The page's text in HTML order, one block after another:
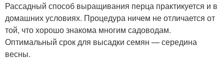
Рассадный способ выращивания перца практикуется и в
домашних условиях. Процедура ничем не отличается от
той, что хорошо знакома многим садоводам.
Оптимальный срок для высадки семян — середина
весны.